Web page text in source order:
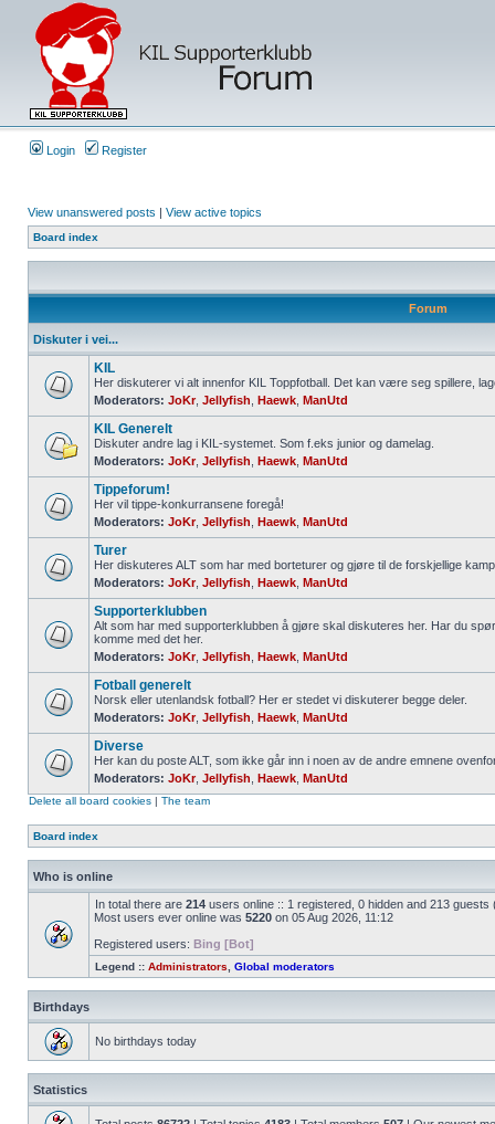
Login Register
View unanswered posts | View active topics
Board index
Forum
Diskuter i vei...
KIL
Her diskuterer vi alt innenfor KIL Toppfotball. Det kan være seg spillere,
Moderators: JoKr, Jellyfish Haewk ManUtd
KIL Generelt
Diskuter andre lag i KIL-systemet. Som f.eks junior og damelag.
Moderators: JoKr, Jellyfish Haewk ManUtd
Tippeforum!
Her vil tippe-konkurransene foregå!
Moderators: JoKr, Jellyfish Haewk ManUtd
Turer
Her diskuteres ALT som har med borteturer og gjøre til de forskjellige
Moderators: JoKr, Jellyfish Haewk ManUtd
Supporterklubben
Alt som har med supporterklubben å gjøre skal diskuteres her. Har du
komme med det her.
Moderators: JoKr, Jellyfish Haewk ManUtd
Fotball generelt
Norsk eller utenlandsk fotball? Her er stedet vi diskuterer begge deler.
Moderators: JoKr, Jellyfish Haewk ManUtd
Diverse
Her kan du poste ALT, som ikke går inn i noen av de andre emnene
Moderators: JoKr, Jellyfish Haewk ManUtd
Delete all board cookies | The team
Board index
Who is online
In total there are 214 users online :: 1 registered, 0 hidden and 213
Most users ever online was 5220 on 05 Aug 2026, 11:12
Registered users: Bing [Bot]
Legend :: Administrators Global moderators
Birthdays
No birthdays today
Statistics